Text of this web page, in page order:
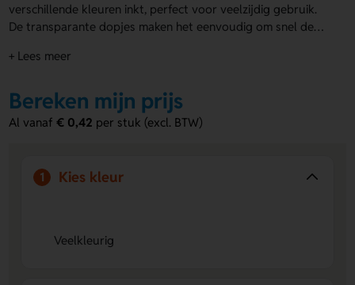
verschillende kleuren inkt, perfect voor veelzijdig gebruik.
De transparante dopjes maken het eenvoudig om snel de
voldoende ruimte voor
flair met de Trico marker en laat je boodschap opvallen!
+ Lees meer
Bereken mijn prijs
Al vanaf€ 0,42 per stuk (excl. BTW)
1 Kies kleur
Veelkleurig